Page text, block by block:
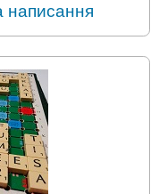
написання